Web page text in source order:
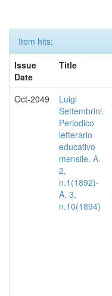
Item hits:
Issue
Date
Title
Oct-2049
Luigi
Settembrini.
Periodico
letterario
educativo
mensile. A.
2,
n.1(1892)-
A. 3,
n.10(1894)